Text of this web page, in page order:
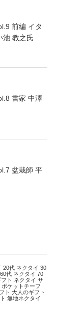
前編 イタ
池 教之氏
書家 中澤
盆栽師 平
20代 ネクタイ 30
60代 ネクタイ 70
フト ネクタイ サ
ポケットチーフ
ト 大人のギフト
無地ネクタイ